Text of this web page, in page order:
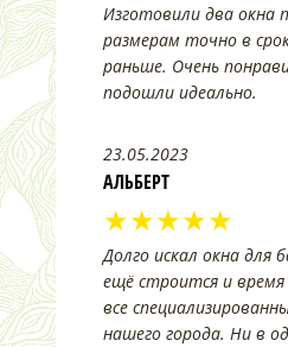
Изготовили два окна
размерам точно в
раньше. Очень
подошли идеально.
23.05.2023
АЛЬБЕРТ
★★★★★
Долго искал окна для
ещё строится и
все
нашего города. Ни в